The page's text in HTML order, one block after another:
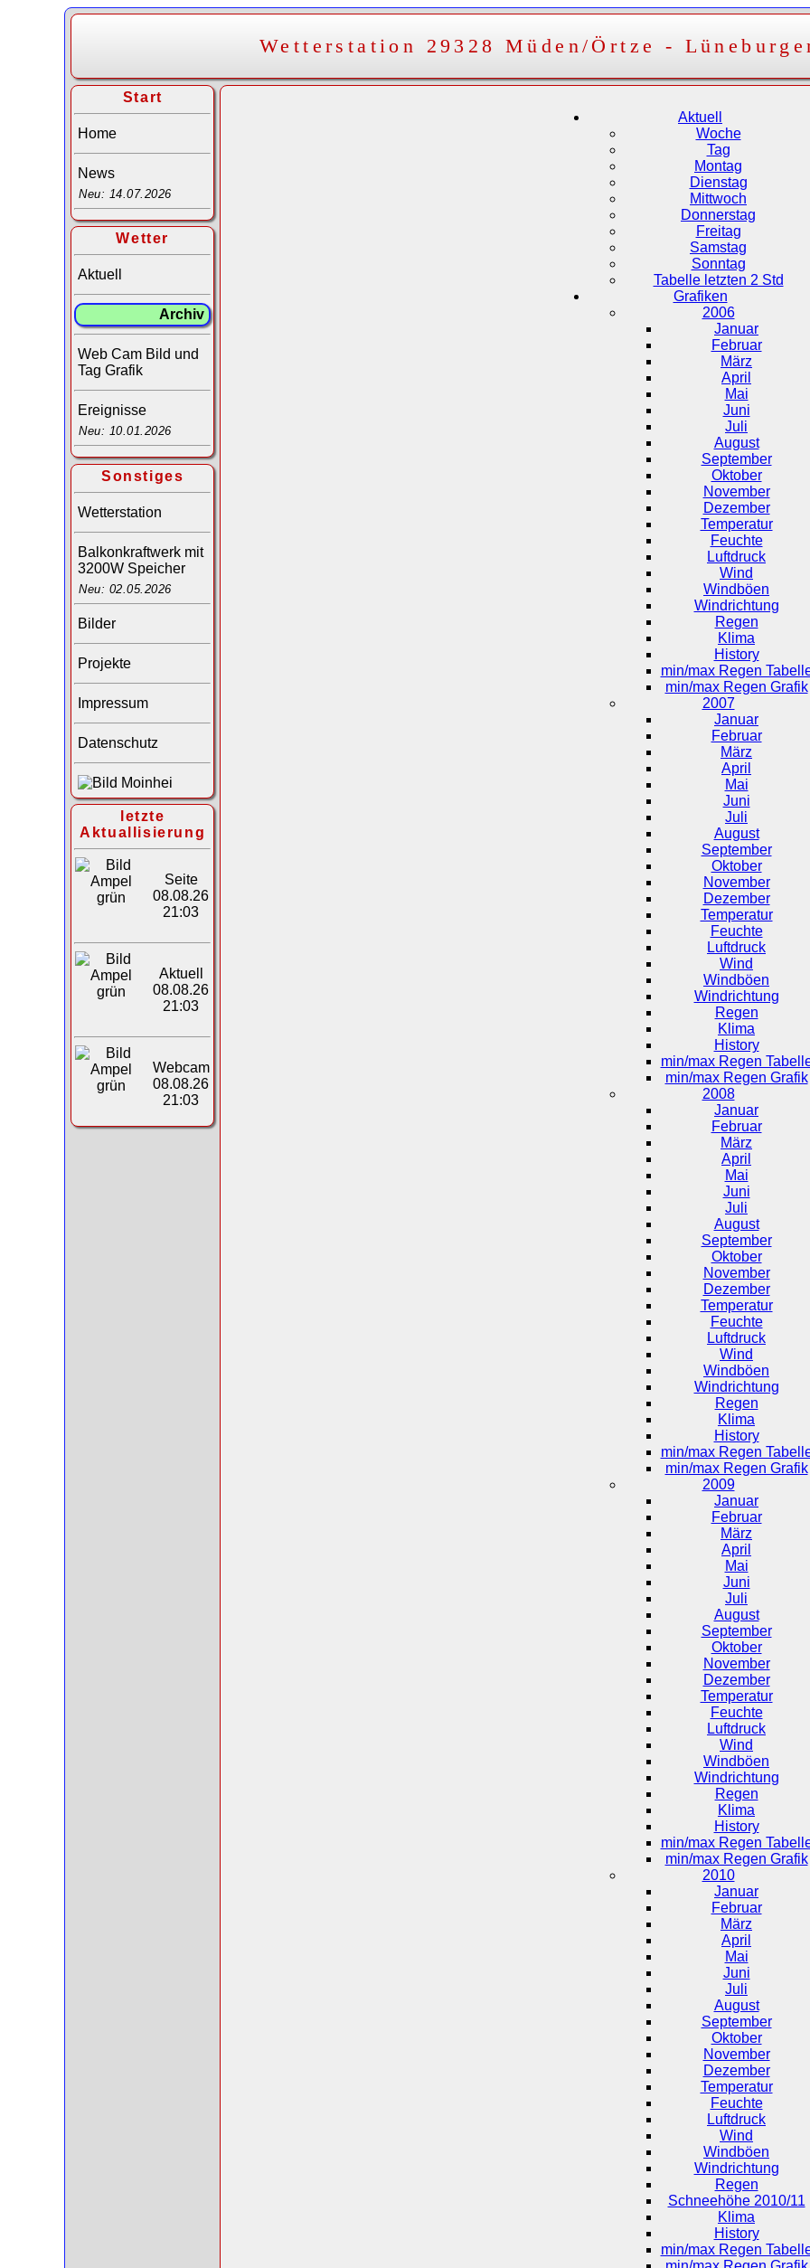
Wetterstation 29328 Müden/Örtze -
Start
Home
News
Neu: 14.07.2026
Wetter
Aktuell
Archiv
Web Cam Bild und
Tag Grafik
Ereignisse
Neu: 10.01.2026
Sonstiges
Wetterstation
Balkonkraftwerk mit
3200W Speicher
Neu: 02.05.2026
Bilder
Projekte
Impressum
Datenschutz
letzte
Aktuallisierung
Seite
08.08.26
21:03
Aktuell
08.08.26
21:03
Webcam
08.08.26
21:03
Aktuell
Woche
Tag
Montag
Dienstag
Mittwoch
Donnerstag
Freitag
Samstag
Sonntag
Tabelle letzten 2 Std
Grafiken
2006
Januar
Februar
März
April
Mai
Juni
Juli
August
September
Oktober
November
Dezember
Temperatur
Feuchte
Luftdruck
Wind
Windböen
Windrichtung
Regen
Klima
History
min/max Regen
min/max Regen Grafik
2007
Januar
Februar
März
April
Mai
Juni
Juli
August
September
Oktober
November
Dezember
Temperatur
Feuchte
Luftdruck
Wind
Windböen
Windrichtung
Regen
Klima
History
min/max Regen
min/max Regen Grafik
2008
Januar
Februar
März
April
Mai
Juni
Juli
August
September
Oktober
November
Dezember
Temperatur
Feuchte
Luftdruck
Wind
Windböen
Windrichtung
Regen
Klima
History
min/max Regen
min/max Regen Grafik
2009
Januar
Februar
März
April
Mai
Juni
Juli
August
September
Oktober
November
Dezember
Temperatur
Feuchte
Luftdruck
Wind
Windböen
Windrichtung
Regen
Klima
History
min/max Regen
min/max Regen Grafik
2010
Januar
Februar
März
April
Mai
Juni
Juli
August
September
Oktober
November
Dezember
Temperatur
Feuchte
Luftdruck
Wind
Windböen
Windrichtung
Regen
Schneehöhe 2010/11
Klima
History
min/max Regen